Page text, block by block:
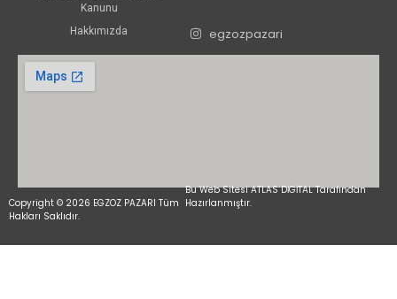
Kanunu
Hakkımızda
egzozpazari
Copyright © 2026 EGZOZ PAZARI Tüm
Hakları Saklıdır.
Bu Web Sitesi ATLAS DİGİTAL Tarafından
Hazırlanmıştır.